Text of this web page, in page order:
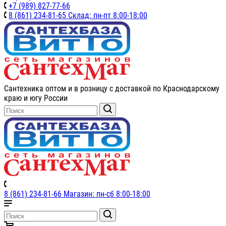
+7 (989) 827-77-66
8 (861) 234-81-65 Склад: пн-пт 8:00-18:00
Сантехника оптом и в розницу с доставкой по Краснодарскому
краю и югу России
8 (861) 234-81-66 Магазин: пн-сб 8:00-18:00